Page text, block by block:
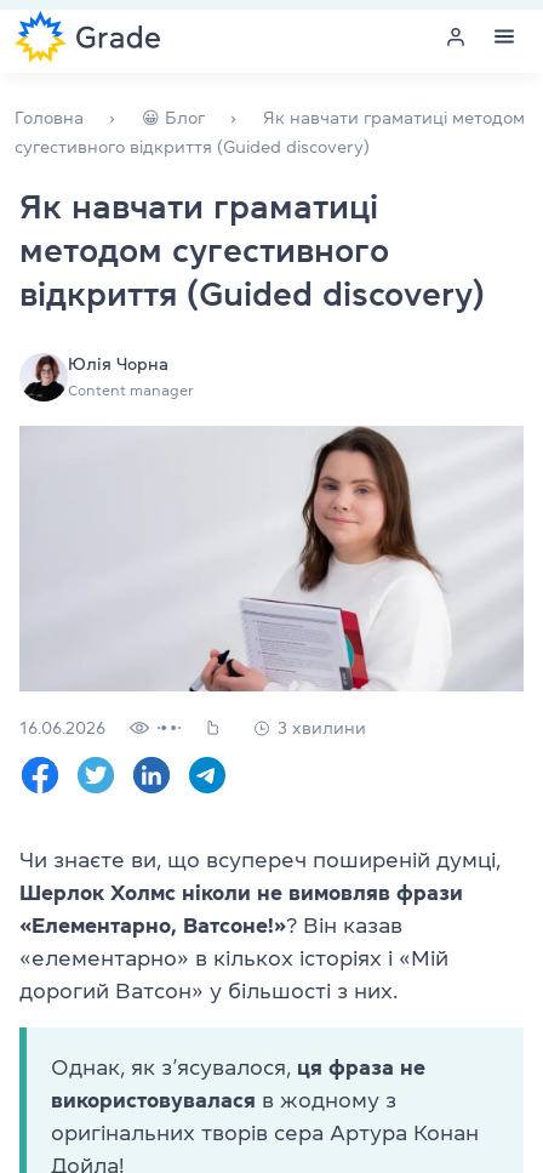
Навчання для викладачів
Англійська для компаній
Підготовка до іспитів
Мова сайту RU
(063) 580 11 00
(098) 580 11 00
м. Київ, метро Золоті Ворота, вул. Ярославів Вал, 13/2-б,
Головна 😀 Блог
Як навчати граматиці методом
сугестивного відкриття (Guided discovery)
Як навчати граматиці
методом сугестивного
відкриття (Guided discovery)
Юлія Чорна
Content manager
16.06.2026 3 хвилини
Чи знаєте ви, що всупереч поширеній думці,
Шерлок Холмс ніколи не вимовляв фрази
«Елементарно, Ватсоне!»? Він казав
«елементарно» в кількох історіях і «Мій
дорогий Ватсон» у більшості з них.
Однак, як з’ясувалося, ця фраза не
використовувалася в жодному з
оригінальних творів сера Артура Конан
Дойла!